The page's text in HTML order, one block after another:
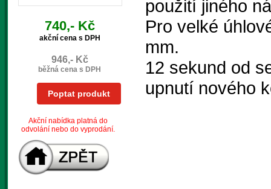
740,- Kč
akční cena s DPH
946,- Kč
běžná cena s DPH
Poptat produkt
Akční nabídka platná do
odvolání nebo do vyprodání.
použití jiného
Pro velké
mm.
12 sekund od
upnutí nového